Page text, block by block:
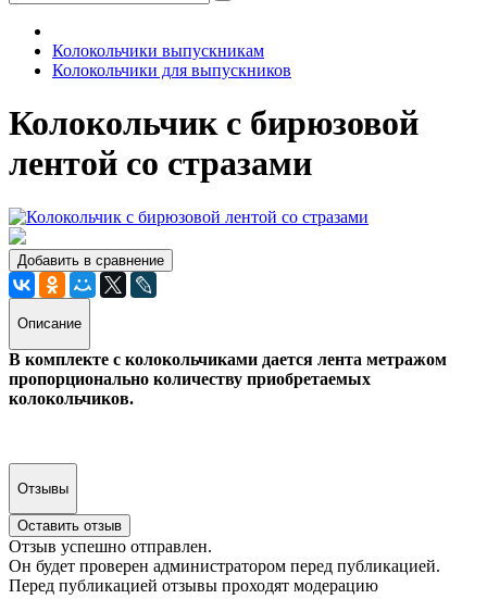
Колокольчики выпускникам
Колокольчики для выпускников
Колокольчик с бирюзовой
лентой со стразами
Добавить в сравнение
Описание
В комплекте с колокольчиками дается лента метражом
пропорционально количеству приобретаемых
колокольчиков.
Отзывы
Оставить отзыв
Отзыв успешно отправлен.
Он будет проверен администратором перед публикацией.
Перед публикацией отзывы проходят модерацию